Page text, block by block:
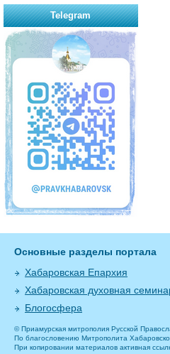
Telegram
Основные разделы портала
Хабаровская Епархия
Хабаровская духовная
Блогосфера
© Приамурская митрополия Русской
По благословению Митрополита
При копировании материалов активная